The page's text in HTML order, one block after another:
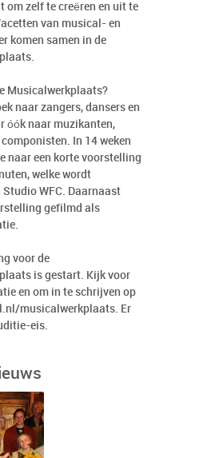
om zelf te creëren en uit te
van musical- en
komen samen in de
Musicalwerkplaats?
naar zangers, dansers en
óók naar muzikanten,
In 14 weken
naar een korte voorstelling
welke wordt
Studio WFC. Daarnaast
gefilmd als
voor de
is gestart. Kijk voor
en om in te schrijven op
musicalwerkplaats. Er
eis.